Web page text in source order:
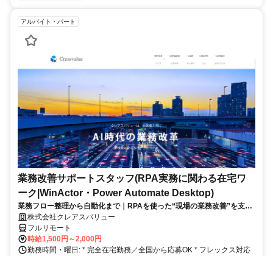
アルバイト・パート
業務改善サポートスタッフ(RPA実務に関わる在宅ワ
ーク|WinActor・Power Automate Desktop)
業務フロー整理から自動化まで｜RPAを使った“現場の業務改善”を支え
る在宅ワーク｜週5日・1日6時間～
株式会社クレアスバリュー
フルリモート
時給1,500円～2,000円
勤務時間・曜日: * 完全在宅勤務／全国から応募OK * フレックス対応